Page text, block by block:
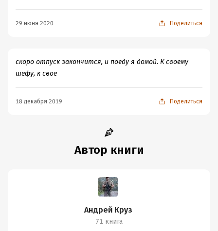
"приключенческий боевик".
29 июня 2020 Поделиться
скоро отпуск закончится, и поеду я домой. К своему
шефу, к свое
18 декабря 2019 Поделиться
Автор книги
Андрей Круз
71 книга